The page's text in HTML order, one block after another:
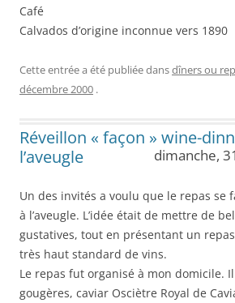
Café
Calvados d’origine inconnue vers 1890
Cette entrée a été publiée dansdîners ou
décembre 2000 .
Réveillon « façon » wine-
l’aveugle
dimanche,
Un des invités a voulu que le repas se
à l’aveugle. L’idée était de mettre de
gustatives, tout en présentant un
très haut standard de vins.
Le repas fut organisé à mon domicile.
gougères, caviar Osciètre Royal de